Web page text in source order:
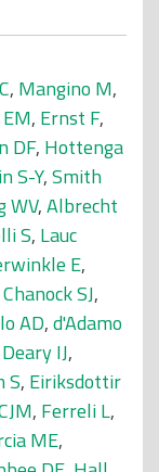
, Mangino M,
, Ernst F,
DF, Hottenga
S-Y,Smith
WV,Albrecht
S, Lauc
E,
Chanock SJ,
AD,d'Adamo
Deary IJ,
S, Eiriksdottir
, Ferreli L,
ME,